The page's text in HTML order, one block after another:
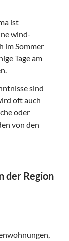
ist
wind-
im Sommer
Tage am
sind
oft auch
oder
von den
der Region